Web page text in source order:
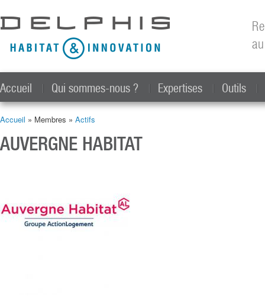
Accueil Qui sommes-nous ? Expertises Outils
Accueil » Membres » Actifs
AUVERGNE HABITAT